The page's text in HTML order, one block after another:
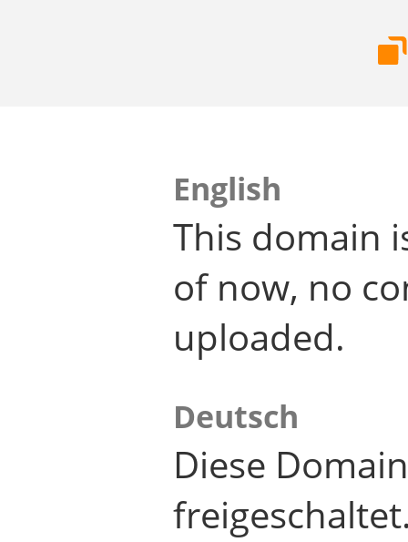
English
This domain
of now, no
uploaded.
Deutsch
Diese